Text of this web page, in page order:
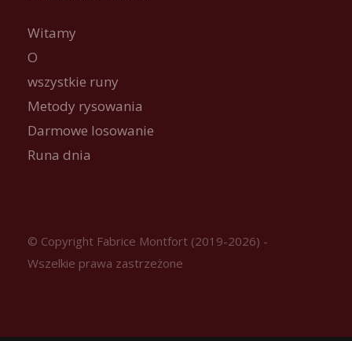
Witamy
O
wszystkie runy
Metody rysowania
Darmowe losowanie
Runa dnia
© Copyright Fabrice Montfort (2019-2026) -
Wszelkie prawa zastrzeżone